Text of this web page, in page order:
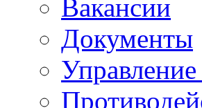
Вакансии
Документы